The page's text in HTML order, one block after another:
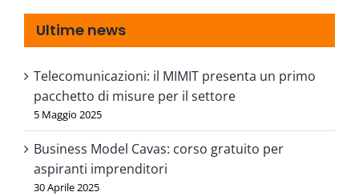
Ultime news
Telecomunicazioni: il MIMIT presenta un primo
pacchetto di misure per il settore
5 Maggio 2025
Business Model Cavas: corso gratuito per
aspiranti imprenditori
30 Aprile 2025